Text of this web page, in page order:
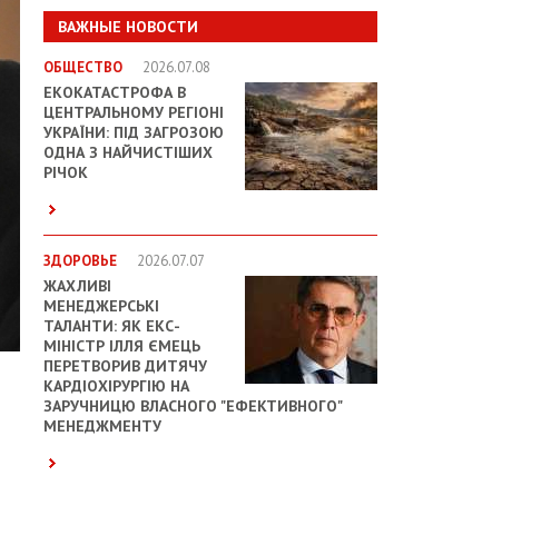
ВАЖНЫЕ НОВОСТИ
ОБЩЕСТВО 2026.07.08
ЕКОКАТАСТРОФА В
ЦЕНТРАЛЬНОМУ РЕГІОНІ
УКРАЇНИ: ПІД ЗАГРОЗОЮ
ОДНА З НАЙЧИСТІШИХ
РІЧОК
ЗДОРОВЬЕ 2026.07.07
ЖАХЛИВІ
МЕНЕДЖЕРСЬКІ
ТАЛАНТИ: ЯК ЕКС-
МІНІСТР ІЛЛЯ ЄМЕЦЬ
ПЕРЕТВОРИВ ДИТЯЧУ
КАРДІОХІРУРГІЮ НА
ЗАРУЧНИЦЮ ВЛАСНОГО "ЕФЕКТИВНОГО"
МЕНЕДЖМЕНТУ